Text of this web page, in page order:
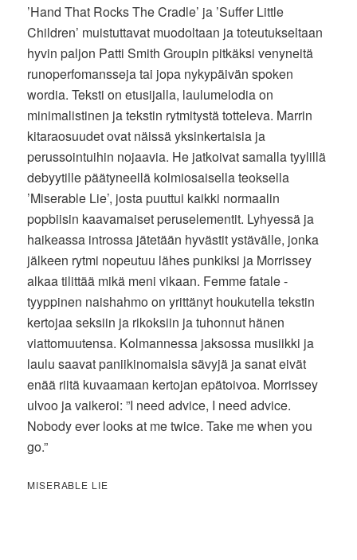
’Hand That Rocks The Cradle’ ja ’Suffer Little
Children’ muistuttavat muodoltaan ja toteutukseltaan
hyvin paljon Patti Smith Groupin pitkäksi venyneitä
runoperfomansseja tai jopa nykypäivän spoken
wordia. Teksti on etusijalla, laulumelodia on
minimalistinen ja tekstin rytmitystä totteleva. Marrin
kitaraosuudet ovat näissä yksinkertaisia ja
perussointuihin nojaavia. He jatkoivat samalla tyylillä
debyytille päätyneellä kolmiosaisella teoksella
’Miserable Lie’, josta puuttui kaikki normaalin
popbiisin kaavamaiset peruselementit. Lyhyessä ja
haikeassa introssa jätetään hyvästit ystävälle, jonka
jälkeen rytmi nopeutuu lähes punkiksi ja Morrissey
alkaa tilittää mikä meni vikaan. Femme fatale -
tyyppinen naishahmo on yrittänyt houkutella tekstin
kertojaa seksiin ja rikoksiin ja tuhonnut hänen
viattomuutensa. Kolmannessa jaksossa musiikki ja
laulu saavat paniikinomaisia sävyjä ja sanat eivät
enää riitä kuvaamaan kertojan epätoivoa. Morrissey
ulvoo ja vaikeroi: ”I need advice, I need advice.
Nobody ever looks at me twice. Take me when you
go.”
MISERABLE LIE